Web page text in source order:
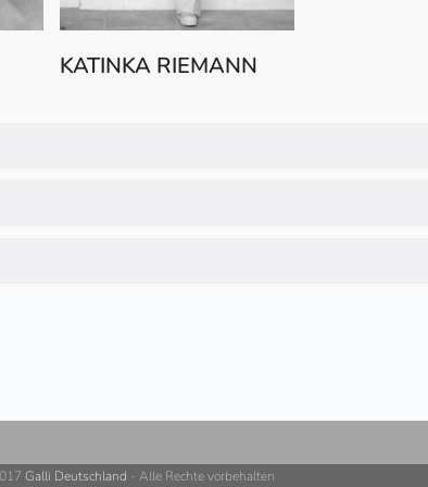
KATINKA RIEMANN
Galli Deutschland - Alle Rechte vorbehalten